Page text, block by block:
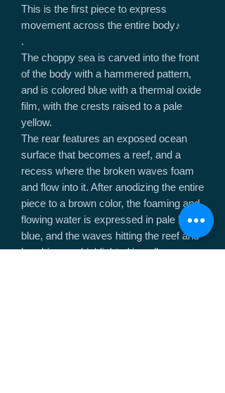
This is the first piece to express
movement across the entire body♪
.
The choppy sea is carved into the front
of the body with a hammered pattern,
and is colored blue with a thermal oxide
film, with the crests raised to a pale
yellow.
The rear features an exposed ocean
surface that becomes a reef, and a
recess where the broken waves foam
and flow into it. After anodizing the entire
piece to a brown color, the foaming and
flowing water is expressed in pale light
blue, and the waves hitting the reef and
breaking are highlighted in yellow.